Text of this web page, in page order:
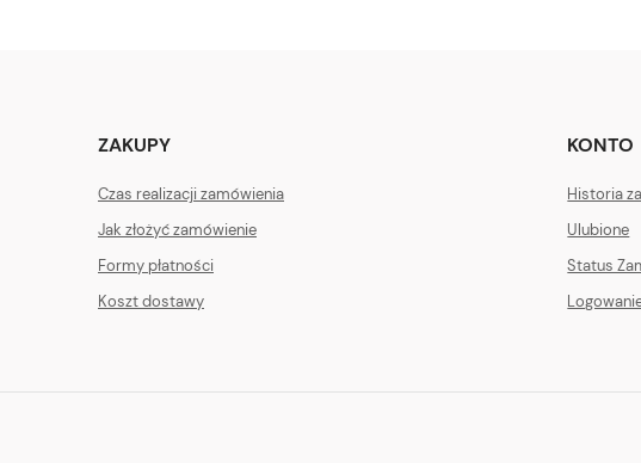
ZAKUPY
Czas realizacji zamówienia
Jak złożyć zamówienie
Formy płatności
Koszt dostawy
KONTO
Historia
Ulubione
Status